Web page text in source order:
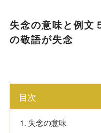
失念の意味と例文
の敬語が失念
目次
1. 失念の意味